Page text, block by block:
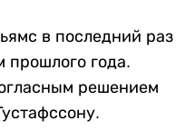
в последний раз
прошлого года.
решением